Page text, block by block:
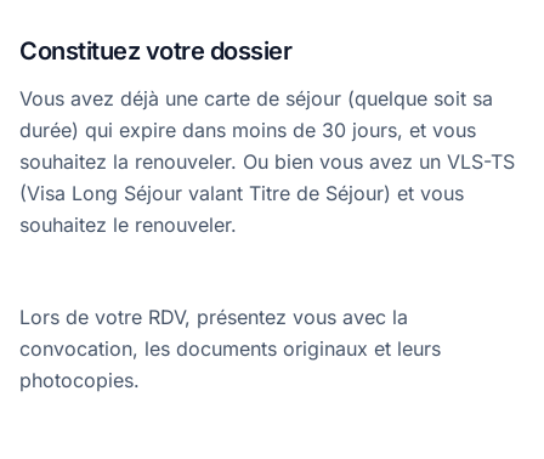
Constituez votre dossier
Vous avez déjà une carte de séjour (quelque soit sa
durée) qui expire dans moins de 30 jours, et vous
souhaitez la renouveler. Ou bien vous avez un VLS-TS
(Visa Long Séjour valant Titre de Séjour) et vous
souhaitez le renouveler.
Lors de votre RDV, présentez vous avec la
convocation, les documents originaux et leurs
photocopies.